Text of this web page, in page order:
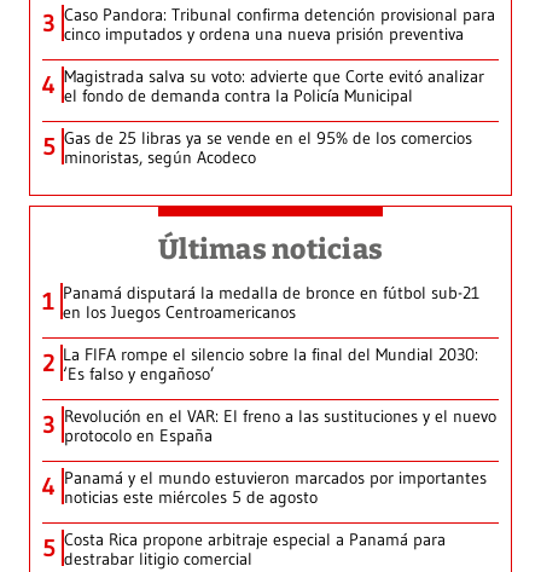
3 Caso Pandora: Tribunal confirma detención provisional para
cinco imputados y ordena una nueva prisión preventiva
4 Magistrada salva su voto: advierte que Corte evitó analizar
el fondo de demanda contra la Policía Municipal
5 Gas de 25 libras ya se vende en el 95% de los comercios
minoristas, según Acodeco
Últimas noticias
1 Panamá disputará la medalla de bronce en fútbol sub-21
en los Juegos Centroamericanos
2 La FIFA rompe el silencio sobre la final del Mundial 2030:
‘Es falso y engañoso’
3 Revolución en el VAR: El freno a las sustituciones y el nuevo
protocolo en España
4 Panamá y el mundo estuvieron marcados por importantes
noticias este miércoles 5 de agosto
5 Costa Rica propone arbitraje especial a Panamá para
destrabar litigio comercial